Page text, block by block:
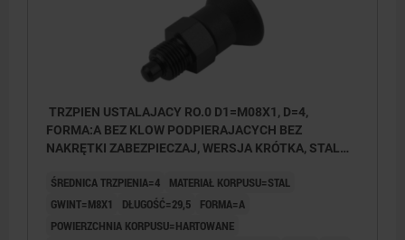
TRZPIEN USTALAJACY RO.0 D1=M08X1, D=4,
FORMA:A BEZ KLOW PODPIERAJACYCH BEZ
NAKRĘTKI ZABEZPIECZAJ, WERSJA KRÓTKA, STAL
RAL7021
ŚREDNICA TRZPIENIA=4
MATERIAŁ KORPUSU=STAL
GWINT=M8X1
DŁUGOŚĆ=29,5
FORMA=A
POWIERZCHNIA KORPUSU=HARTOWANE